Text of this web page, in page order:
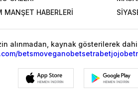
MANŞET HABERLERİ
alınmadan, kaynak gösterilerek
betsmoveganobetsetrabetjojobet